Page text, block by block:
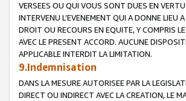
VERSEES OU QUI VOUS SONT DUES EN
INTERVENU L’EVENEMENT QUI A DONNE LIEU
DROIT OU RECOURS EN EQUITE, Y COMPRIS
AVEC LE PRESENT ACCORD. AUCUNE
APPLICABLE INTERDIT LA LIMITATION.
9.Indemnisation
DANS LA MESURE AUTORISEE PAR LA
DIRECT OU INDIRECT AVEC LA CREATION, LE